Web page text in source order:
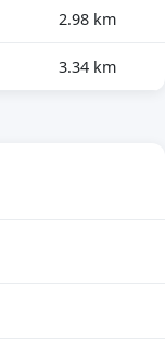
2.98 km
3.34 km